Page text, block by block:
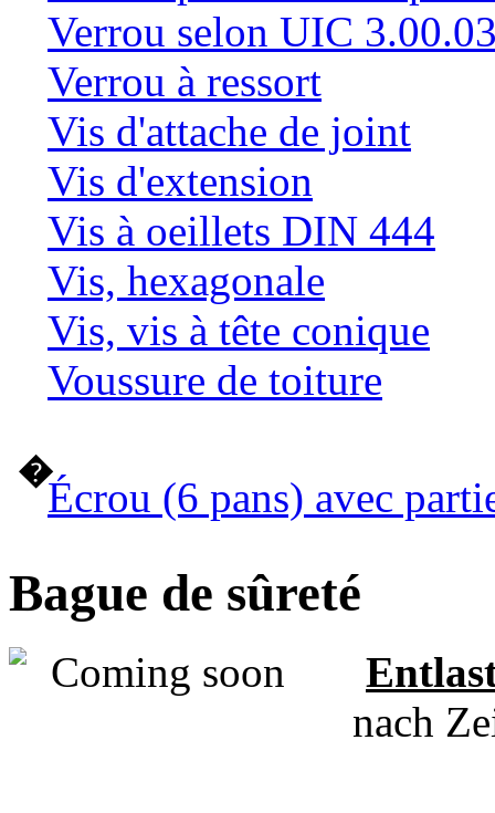
Verrou selon UIC
Verrou à ressort
Vis d'attache de joint
Vis d'extension
Vis à oeillets DIN 444
Vis, hexagonale
Vis, vis à tête conique
Voussure de toiture
�
Écrou (6 pans) avec
Bague de sûreté
nach